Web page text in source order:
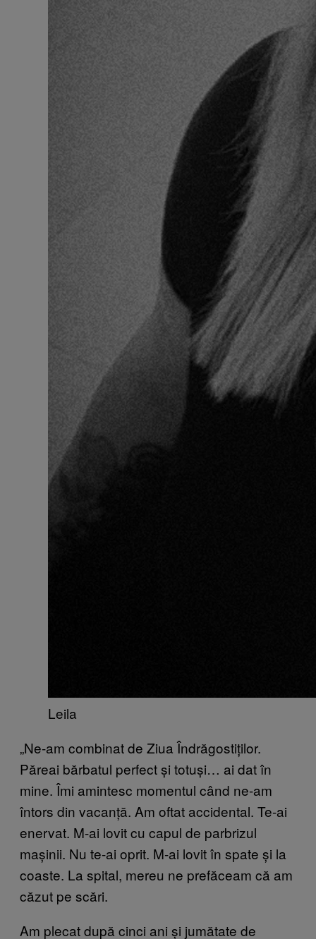
Leila
„Ne-am combinat de Ziua Îndrăgostiților.
Păreai bărbatul perfect și totuși… ai dat în
mine. Îmi amintesc momentul când ne-am
întors din vacanță. Am oftat accidental. Te-ai
enervat. M-ai lovit cu capul de parbrizul
mașinii. Nu te-ai oprit. M-ai lovit în spate și la
coaste. La spital, mereu ne prefăceam că am
căzut pe scări.
Am plecat după cinci ani și jumătate de